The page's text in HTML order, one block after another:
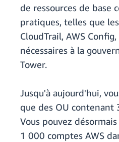
de ressources de base
pratiques, telles que
CloudTrail, AWS
nécessaires à la
Tower.
Jusqu'à aujourd'hui,
que des OU contenant
Vous pouvez
1 000 comptes AWS